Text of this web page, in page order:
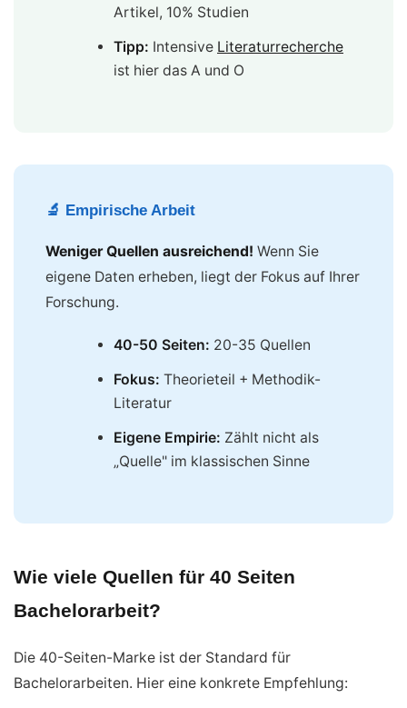
Artikel, 10% Studien
Tipp: Intensive Literaturrecherche
ist hier das A und O
🔬 Empirische Arbeit
Weniger Quellen ausreichend! Wenn Sie
eigene Daten erheben, liegt der Fokus auf Ihrer
Forschung.
40-50 Seiten: 20-35 Quellen
Fokus: Theorieteil + Methodik-
Literatur
Eigene Empirie: Zählt nicht als
„Quelle" im klassischen Sinne
Wie viele Quellen für 40 Seiten
Bachelorarbeit?
Die 40-Seiten-Marke ist der Standard für
Bachelorarbeiten. Hier eine konkrete Empfehlung: